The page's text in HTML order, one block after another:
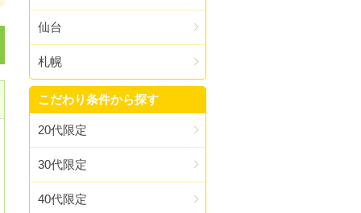
仙台
札幌
こだわり条件から探す
20代限定
30代限定
40代限定